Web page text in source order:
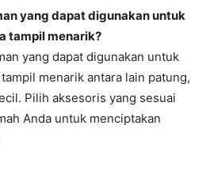
yang dapat digunakan untuk
tampil menarik?
yang dapat digunakan untuk
menarik antara lain patung,
Pilih aksesoris yang sesuai
Anda untuk menciptakan